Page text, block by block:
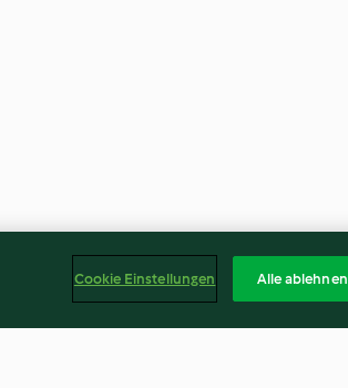
Cookie Einstellungen Alle ablehnen